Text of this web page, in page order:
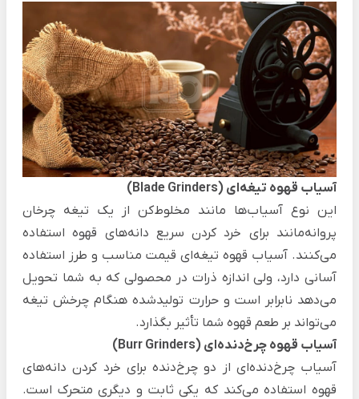
آسیاب قهوه‌ تیغه‌ای (Blade Grinders)
این نوع آسیاب‌ها مانند مخلوط‌کن از یک تیغه چرخان
پروانه‌مانند برای خرد کردن سریع دانه‌های قهوه استفاده
می‌کنند. آسیاب قهوه‌ تیغه‌ای قیمت مناسب و طرز استفاده
آسانی دارد، ولی اندازه ذرات در محصولی که به شما تحویل
می‌دهد نابرابر است و حرارت تولیدشده هنگام چرخش تیغه
می‌تواند بر طعم قهوه شما تأثیر بگذارد.
آسیاب‌ قهوه چرخ‌دنده‌ای (Burr Grinders)
آسیاب‌ چرخ‌دنده‌ای از دو چرخ‌دنده برای خرد کردن دانه‌های
قهوه استفاده می‌کند که یکی ثابت و دیگری متحرک است.